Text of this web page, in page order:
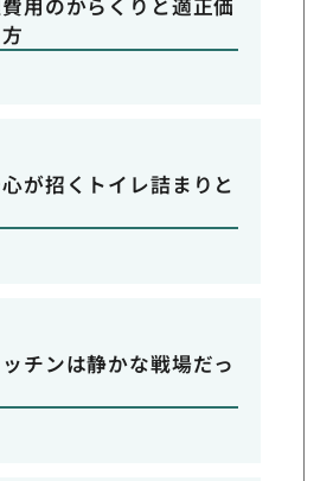
が招くトイレ詰まりと
チンは静かな戦場だっ